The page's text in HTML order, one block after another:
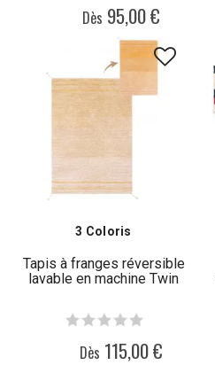
Dès 95,00 €
3 Coloris
Tapis à franges réversible
lavable en machine Twin
Dès 115,00 €